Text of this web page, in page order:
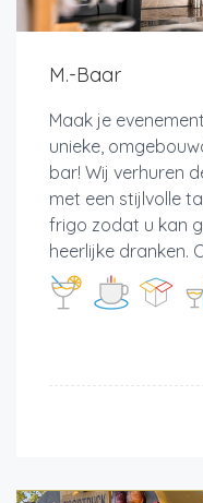
M.-Baar
Maak je
unieke,
bar! Wij verhuren
met een stijlvolle
frigo zodat u kan
heerlijke dranken.